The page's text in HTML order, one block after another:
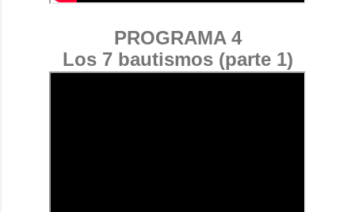
PROGRAMA 4
Los 7 bautismos (parte 1)